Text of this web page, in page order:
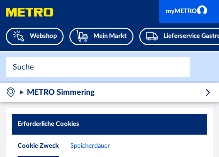
Webshop Mein Markt Lieferservice
myMETRO
METRO Simmering
Erforderliche Cookies
Cookie Zweck Speicherdauer